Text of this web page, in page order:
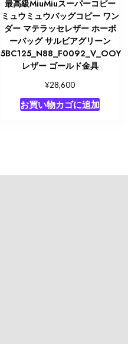
最高級MiuMiuスーパーコピー
ミュウミュウバッグコピー ワン
ダー マテラッセレザー ホーボ
ーバッグ サルビアグリーン
5BC125_N88_F0092_V_OOY
レザー ゴールド金具
¥28,600
お買い物カゴに追加